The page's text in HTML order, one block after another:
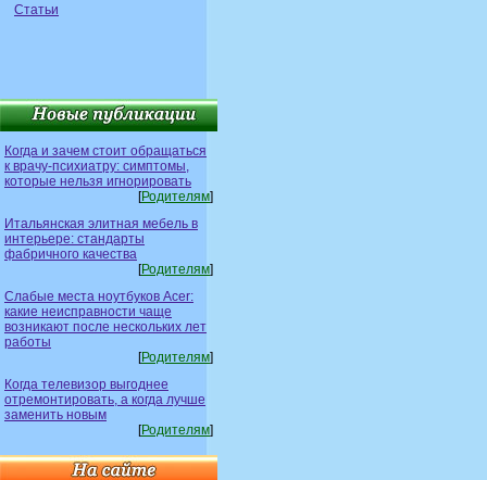
Статьи
Когда и зачем стоит обращаться
к врачу-психиатру: симптомы,
которые нельзя игнорировать
[Родителям]
Итальянская элитная мебель в
интерьере: стандарты
фабричного качества
[Родителям]
Слабые места ноутбуков Acer:
какие неисправности чаще
возникают после нескольких лет
работы
[Родителям]
Когда телевизор выгоднее
отремонтировать, а когда лучше
заменить новым
[Родителям]